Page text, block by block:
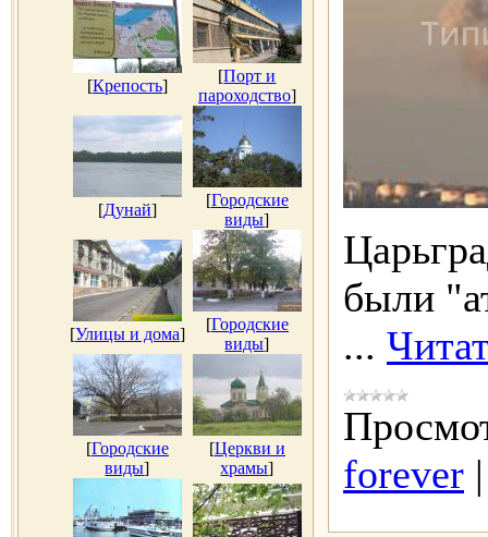
[Крепость]
[Порт и
пароходство]
[Дунай]
[Городские
виды]
[Улицы и дома]
[Городские
виды]
[Городские
виды]
[Церкви и
храмы]
были
...
forever